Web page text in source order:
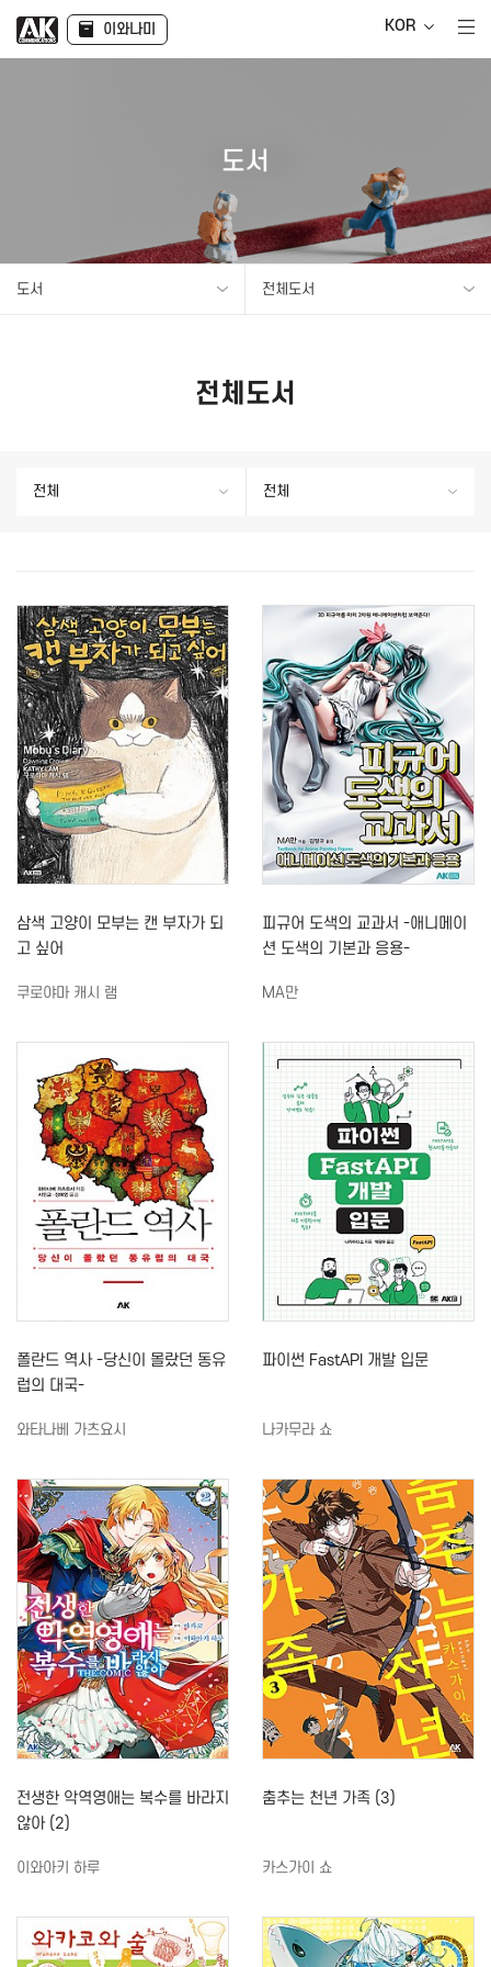
이와나미 KOR
도서
도서 전체도서
전체도서
전체 전체
삼색 고양이 모부는 캔 부자가 되
고 싶어
쿠로야마 캐시 램
피규어 도색의 교과서 -애니메이
션 도색의 기본과 응용-
MA만
폴란드 역사 -당신이 몰랐던 동유
럽의 대국-
와타나베 가츠요시
파이썬 FastAPI 개발 입문
나카무라 쇼
전생한 악역영애는 복수를 바라지
않아 (2)
이와아키 하루
춤추는 천년 가족 (3)
카스가이 쇼